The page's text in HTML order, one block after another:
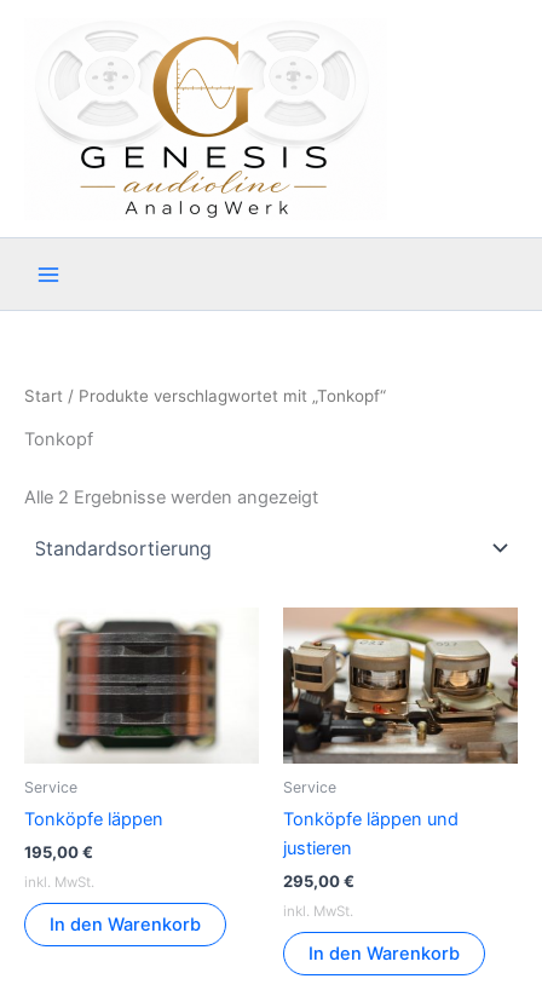
springen
Start / Produkte verschlagwortet mit „Tonkopf“
Tonkopf
Alle 2 Ergebnisse werden angezeigt
Service
Tonköpfe läppen
195,00€
inkl. MwSt.
In den Warenkorb
Service
Tonköpfe läppen und
justieren
295,00€
inkl. MwSt.
In den Warenkorb